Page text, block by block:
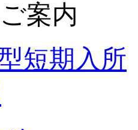
案内
短期入所